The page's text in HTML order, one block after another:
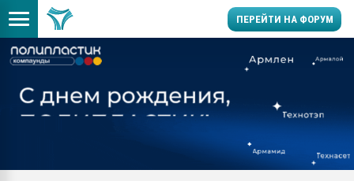
ПЕРЕЙТИ НА ФОРУМ
заводу пластмасс"